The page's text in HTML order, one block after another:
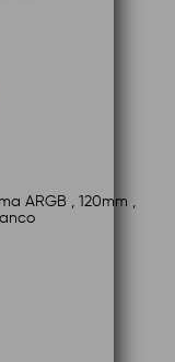
ARGB , 120mm ,